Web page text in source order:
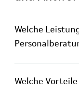
Welche
Welche